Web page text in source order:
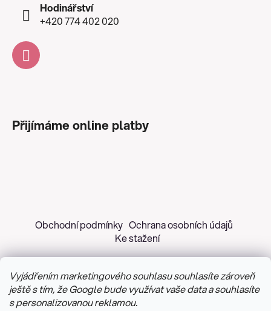
Vyjádřením marketingového souhlasu souhlasíte zároveň
ještě s tím, že Google bude využívat vaše data a souhlasíte
s personalizovanou reklamou.
Hodinářství
+420 774 402 020
Přijímáme online platby
Obchodní podmínky Ochrana osobních údajů
Ke stažení